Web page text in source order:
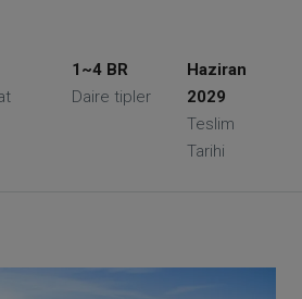
1~4 BR
Daire tipler
Haziran
2029
Teslim
Tarihi